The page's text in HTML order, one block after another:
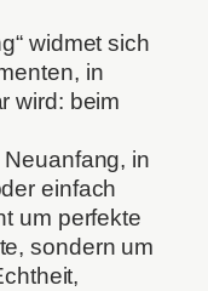
widmet sich
in
wird: beim
in
einfach
um perfekte
sondern um